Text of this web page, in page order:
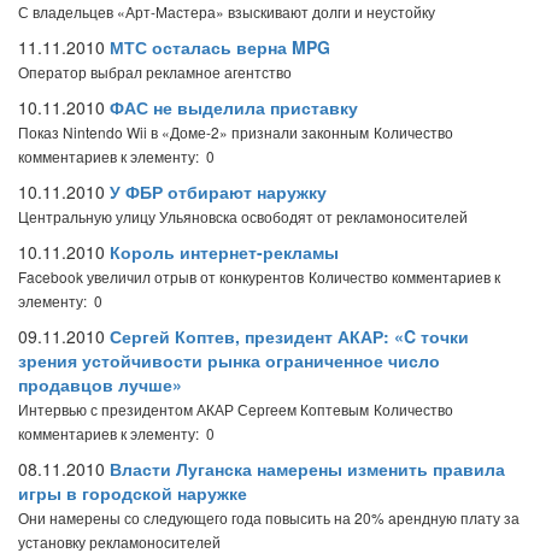
С владельцев «Арт-Мастера» взыскивают долги и неустойку
11.11.2010 МТС осталась верна MPG
Оператор выбрал рекламное агентство
10.11.2010 ФАС не выделила приставку
Показ Nintendo Wii в «Доме-2» признали законным Количество
комментариев к элементу: 0
10.11.2010 У ФБР отбирают наружку
Центральную улицу Ульяновска освободят от рекламоносителей
10.11.2010 Король интернет-рекламы
Facebook увеличил отрыв от конкурентов Количество комментариев к
элементу: 0
09.11.2010 Сергей Коптев, президент АКАР: «C точки
зрения устойчивости рынка ограниченное число
продавцов лучше»
Интервью с президентом АКАР Сергеем Коптевым Количество
комментариев к элементу: 0
08.11.2010 Власти Луганска намерены изменить правила
игры в городской наружке
Они намерены со следующего года повысить на 20% арендную плату за
установку рекламоносителей